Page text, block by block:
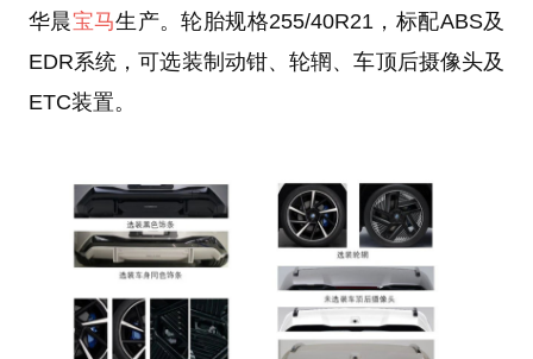
华晨宝马生产。轮胎规格255/40R21，标配ABS及
EDR系统，可选装制动钳、轮辋、车顶后摄像头及
ETC装置。